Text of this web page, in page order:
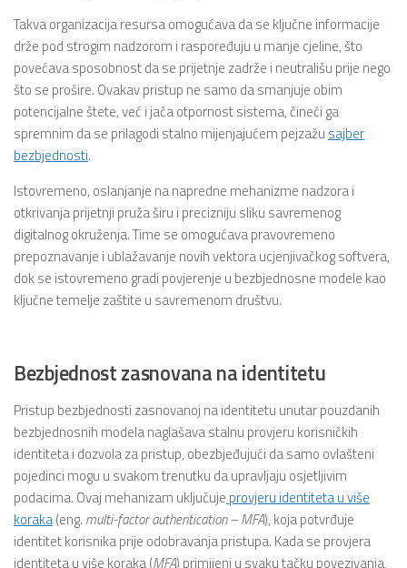
Takva organizacija resursa omogućava da se ključne informacije
drže pod strogim nadzorom i raspoređuju u manje cjeline, što
povećava sposobnost da se prijetnje zadrže i neutrališu prije nego
što se prošire. Ovakav pristup ne samo da smanjuje obim
potencijalne štete, već i jača otpornost sistema, čineći ga
spremnim da se prilagodi stalno mijenjajućem pejzažu sajber
bezbjednosti.
Istovremeno, oslanjanje na napredne mehanizme nadzora i
otkrivanja prijetnji pruža širu i precizniju sliku savremenog
digitalnog okruženja. Time se omogućava pravovremeno
prepoznavanje i ublažavanje novih vektora ucjenjivačkog softvera,
dok se istovremeno gradi povjerenje u bezbjednosne modele kao
ključne temelje zaštite u savremenom društvu.
Bezbjednost zasnovana na identitetu
Pristup bezbjednosti zasnovanoj na identitetu unutar pouzdanih
bezbjednosnih modela naglašava stalnu provjeru korisničkih
identiteta i dozvola za pristup, obezbjeđujući da samo ovlašteni
pojedinci mogu u svakom trenutku da upravljaju osjetljivim
podacima. Ovaj mehanizam uključuje provjeru identiteta u više
koraka(eng. multi-factor authentication – MFA), koja potvrđuje
identitet korisnika prije odobravanja pristupa. Kada se provjera
identiteta u više koraka (MFA) primijeni u svaku tačku povezivanja,